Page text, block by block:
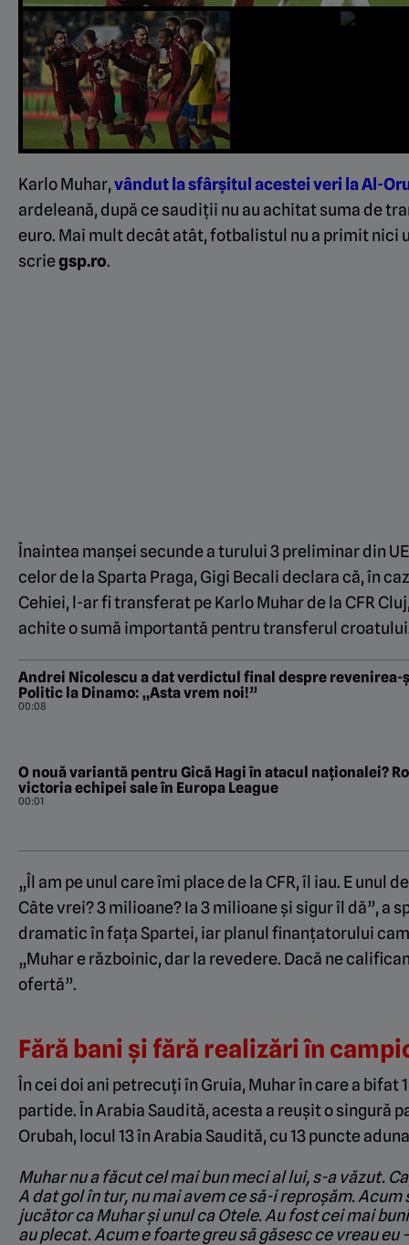
Karlo Muhar,vândut la sfârșitul acestei veri la Al-
ardeleană, după ce saudiții nu au achitat suma de
euro. Mai mult decât atât, fotbalistul nu a primit nici
scriegsp.ro.
Înaintea manșei secunde a turului 3 preliminar din
celor de la Sparta Praga, Gigi Becali declara că, în
Cehiei, l-ar fi transferat pe Karlo Muhar de la CFR
achite o sumă importantă pentru transferul
Andrei Nicolescu a dat verdictul final despre revenirea-
Politic la Dinamo: „Asta vrem noi!”
00:08
O nouă variantă pentru Gică Hagi în atacul naționalei?
victoria echipei sale în Europa League
00:01
„Îl am pe unul care îmi place de la CFR, îl iau. E unul
Câte vrei? 3 milioane? Ia 3 milioane și sigur îl dă”, a
dramatic în fața Spartei, iar planul finanțatorului
„Muhar e războinic, dar la revedere. Dacă ne
ofertă”.
Fără bani și fără realizări în
În cei doi ani petrecuți în Gruia, Muhar în care a bifat
partide. În Arabia Saudită, acesta a reușit o singură
Orubah, locul 13 în Arabia Saudită, cu 13 puncte
Muhar nu a făcut cel mai bun meci al lui, s-a văzut.
A dat gol în tur, nu mai avem ce să-i reproșăm.
jucător ca Muhar și unul ca Otele. Au fost cei mai
au plecat. Acum e foarte greu să găsesc ce vreau eu